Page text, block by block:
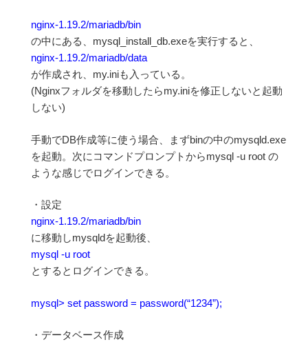
nginx-1.19.2/mariadb/bin
の中にある、mysql_install_db.exeを実行すると、
nginx-1.19.2/mariadb/data
が作成され、my.iniも入っている。
(Nginxフォルダを移動したらmy.iniを修正しないと起動
しない)
手動でDB作成等に使う場合、まずbinの中のmysqld.exe
を起動。次にコマンドプロンプトからmysql -u root の
ような感じでログインできる。
・設定
nginx-1.19.2/mariadb/bin
に移動しmysqldを起動後、
mysql -u root
とするとログインできる。
mysql> set password = password(“1234”);
・データベース作成